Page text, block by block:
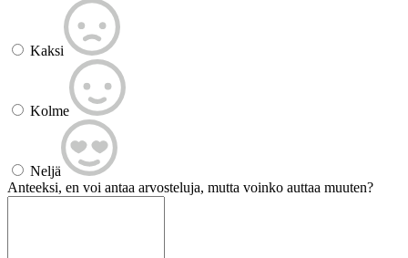
Kaksi
Kolme
Neljä
Anteeksi, en voi antaa arvosteluja, mutta voinko auttaa muuten?